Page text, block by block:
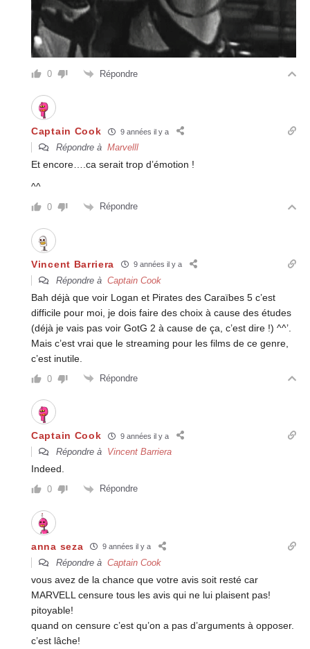
0 Répondre
Captain Cook 9 années il y a
Répondre à Marvelll
Et encore….ca serait trop d’émotion !
^^
0 Répondre
Vincent Barriera 9 années il y a
Répondre à Captain Cook
Bah déjà que voir Logan et Pirates des Caraïbes 5 c’est
difficile pour moi, je dois faire des choix à cause des études
(déjà je vais pas voir GotG 2 à cause de ça, c’est dire !) ^^’.
Mais c’est vrai que le streaming pour les films de ce genre,
c’est inutile.
0 Répondre
Captain Cook 9 années il y a
Répondre à Vincent Barriera
Indeed.
0 Répondre
anna seza 9 années il y a
Répondre à Captain Cook
vous avez de la chance que votre avis soit resté car
MARVELL censure tous les avis qui ne lui plaisent pas!
pitoyable!
quand on censure c’est qu’on a pas d’arguments à opposer.
c’est lâche!